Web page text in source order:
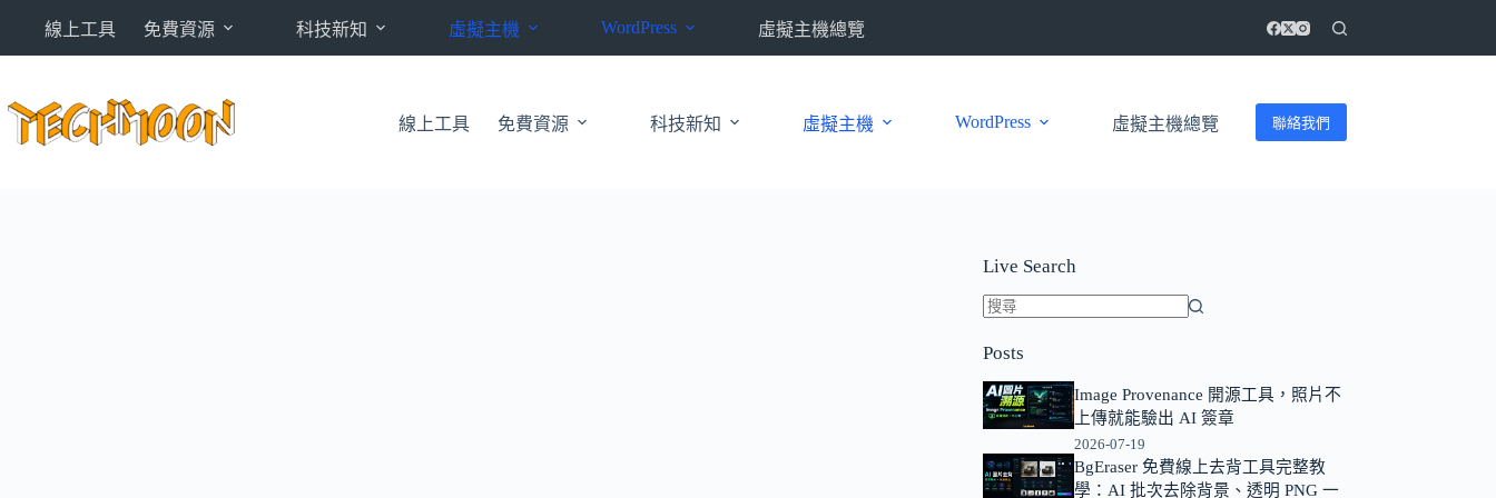
內
線上工具 免費資源 科技新知 虛擬主機 WordPress 虛擬主機總覽
線上工具 免費資源 科技新知 虛擬主機 WordPress 虛擬主機總覽 聯絡我們
Live Search
不
到
符
條
件
Posts
Image Provenance 開源工具，照片不
上傳就能驗出 AI 簽章
2026-07-19
BgEraser 免費線上去背工具完整教
學：AI 批次去除背景、透明 PNG 一